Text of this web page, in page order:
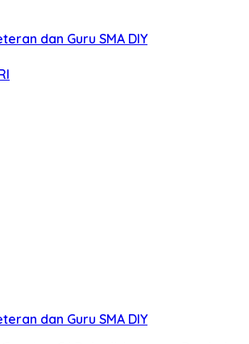
dan Guru SMA DIY
dan Guru SMA DIY